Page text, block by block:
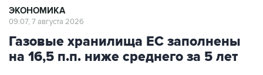
ЭКОНОМИКА
09:07, 7 августа 2026
Газовые хранилища ЕС заполнены
на 16,5 п.п. ниже среднего за 5 лет